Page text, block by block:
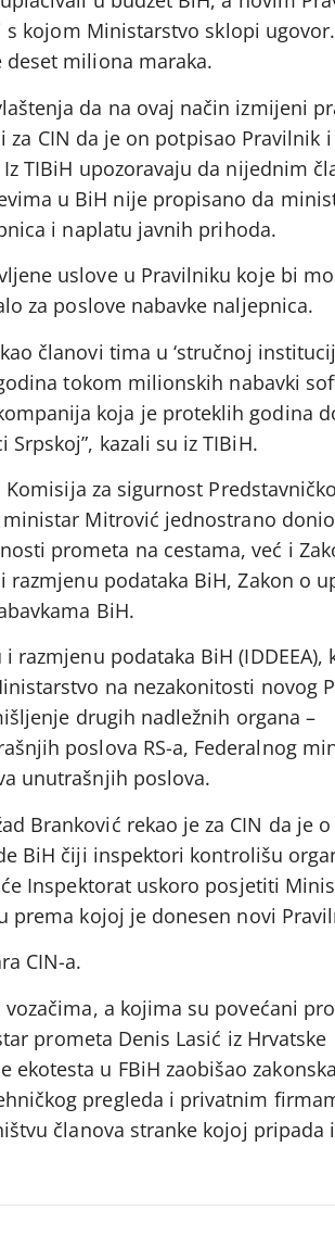
kojom Ministarstvo sklopi
miliona maraka.
da na ovaj način izmijeni
CIN da je on potpisao Pravilnik
TIBiH upozoravaju da nijednim
u BiH nije propisano da
i naplatu javnih prihoda.
uslove u Pravilniku koje bi
za poslove nabavke naljepnica.
članovi tima u ‘stručnoj
tokom milionskih nabavki
koja je proteklih godina
kazali su iz TIBiH.
za sigurnost
Mitrović jednostrano
prometa na cestama, već i
podataka BiH, Zakon o
BiH.
podataka BiH (IDDEEA),
na nezakonitosti novog
drugih nadležnih organa –
poslova RS-a, Federalnog
unutrašnjih poslova.
Branković rekao je za CIN da je o
BiH čiji inspektori kontrolišu
Inspektorat uskoro posjetiti
kojoj je donesen novi
CIN-a.
a kojima su povećani
prometa Denis Lasić iz Hrvatske
u FBiH zaobišao
pregleda i privatnim
članova stranke kojoj pripada